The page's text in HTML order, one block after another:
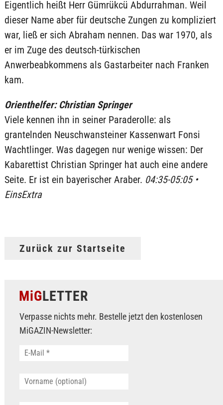
Eigentlich heißt Herr Gümrükcü Abdurrahman. Weil
dieser Name aber für deutsche Zungen zu kompliziert
war, ließ er sich Abraham nennen. Das war 1970, als
er im Zuge des deutsch-türkischen
Anwerbeabkommens als Gastarbeiter nach Franken
kam.
Orienthelfer: Christian Springer
Viele kennen ihn in seiner Paraderolle: als
grantelnden Neuschwansteiner Kassenwart Fonsi
Wachtlinger. Was dagegen nur wenige wissen: Der
Kabarettist Christian Springer hat auch eine andere
Seite. Er ist ein bayerischer Araber. 04:35-05:05 •
EinsExtra
Zurück zur Startseite
MiGLETTER
Verpasse nichts mehr. Bestelle jetzt den kostenlosen
MiGAZIN-Newsletter: